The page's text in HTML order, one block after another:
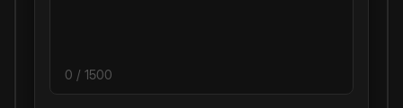
0 / 1500